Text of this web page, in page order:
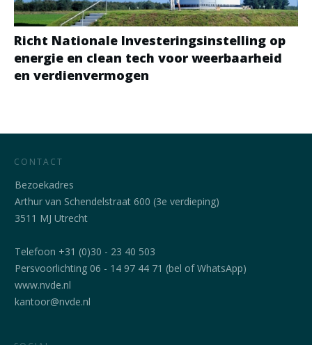
Richt Nationale Investeringsinstelling op
energie en clean tech voor weerbaarheid
en verdienvermogen
CONTACT
Bezoekadres
Arthur van Schendelstraat 600 (3e verdieping)
3511 MJ Utrecht
Telefoon +31 (0)30 - 23 40 503
Persvoorlichting 06 - 14 97 44 71 (bel of WhatsApp)
www.nvde.nl
kantoor@nvde.nl